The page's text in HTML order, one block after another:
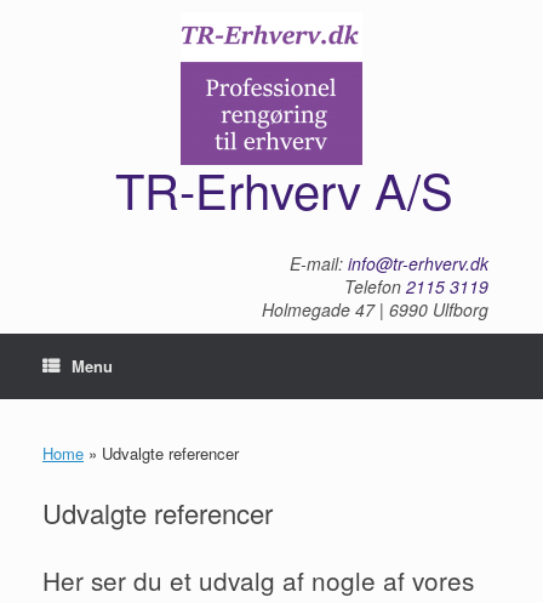
TR-Erhverv A/S
E-mail: info@tr-erhverv.dk
Telefon 2115 3119
Holmegade 47 | 6990 Ulfborg
Menu
Home » Udvalgte referencer
Udvalgte referencer
Her ser du et udvalg af nogle af vores